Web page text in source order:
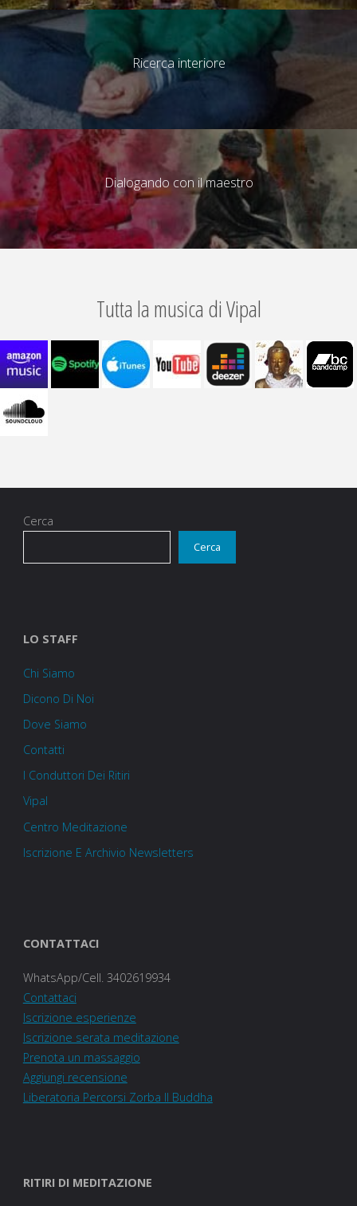
Ricerca interiore
Dialogando con il maestro
Tutta la musica di Vipal
Cerca
Cerca
LO STAFF
Chi Siamo
Dicono Di Noi
Dove Siamo
Contatti
I Conduttori Dei Ritiri
Vipal
Centro Meditazione
Iscrizione E Archivio Newsletters
CONTATTACI
WhatsApp/Cell. 3402619934
Contattaci
Iscrizione esperienze
Iscrizione serata meditazione
Prenota un massaggio
Aggiungi recensione
Liberatoria Percorsi Zorba Il Buddha
RITIRI DI MEDITAZIONE